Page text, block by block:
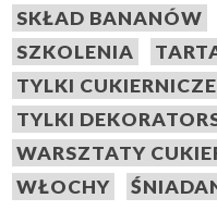
SKŁAD BANANÓW
SZKOLENIA
TYLKI CUKIERNICZE
TYLKI
WARSZTATY
WŁOCHY